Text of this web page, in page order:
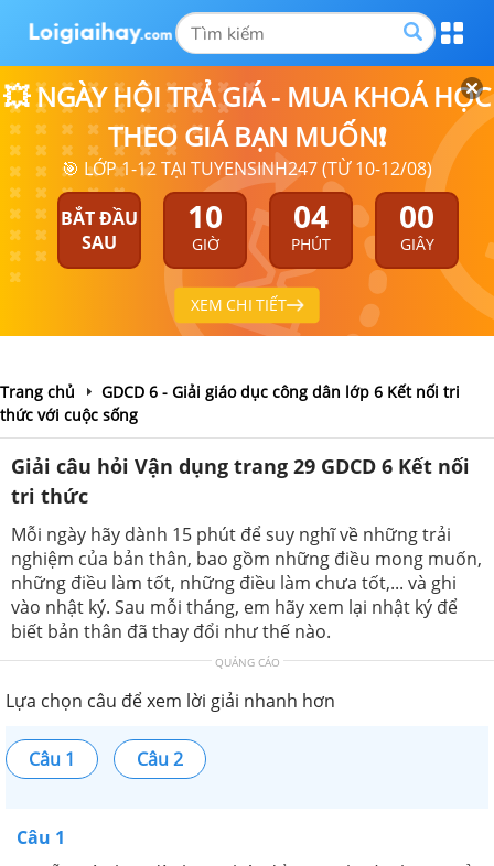
💥 NGÀY HỘI TRẢ GIÁ - MUA KHOÁ HỌC
THEO GIÁ BẠN MUỐN❗
🎯 LỚP 1-12 TẠI TUYENSINH247 (TỪ 10-12/08)
BẮT ĐẦU
SAU
10
GIỜ
04
PHÚT
00
GIÂY
XEM CHI TIẾT
Trang chủ
GDCD 6 - Giải giáo dục công dân lớp 6 Kết nối tri
thức với cuộc sống
Giải câu hỏi Vận dụng trang 29 GDCD 6 Kết nối
tri thức
Mỗi ngày hãy dành 15 phút để suy nghĩ về những trải
nghiệm của bản thân, bao gồm những điều mong muốn,
những điều làm tốt, những điều làm chưa tốt,... và ghi
vào nhật ký. Sau mỗi tháng, em hãy xem lại nhật ký để
biết bản thân đã thay đổi như thế nào.
QUẢNG CÁO
Lựa chọn câu để xem lời giải nhanh hơn
Câu 1 Câu 2
Câu 1